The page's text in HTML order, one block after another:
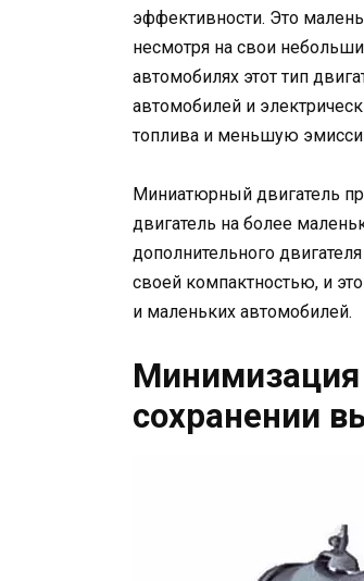
эффективности. Это
несмотря на свои
автомобилях этот тип
автомобилей и
топлива и меньшую
Миниатюрный двигатель
двигатель на более
дополнительного
своей компактностью, и
и маленьких автомобилей.
Минимизация
сохранении